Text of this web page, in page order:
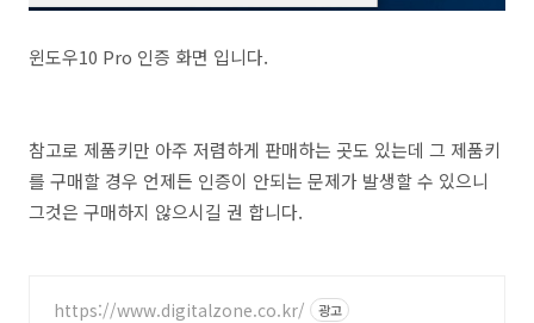
윈도우10 Pro 인증 화면 입니다.
참고로 제품키만 아주 저렴하게 판매하는 곳도 있는데 그 제품키
를 구매할 경우 언제든 인증이 안되는 문제가 발생할 수 있으니
그것은 구매하지 않으시길 권 합니다.
https://www.digitalzone.co.kr/ 광고